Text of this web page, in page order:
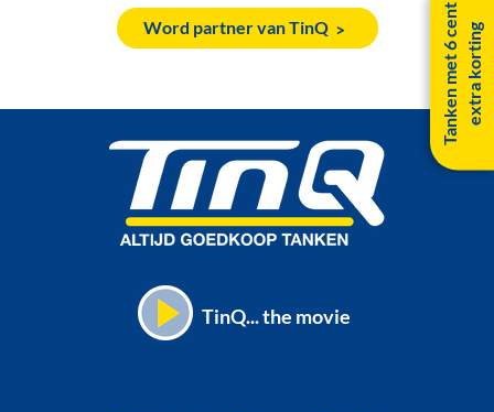
T
a
n
k
e
n
m
e
t
6
c
e
n
t
e
x
t
r
a
k
o
r
t
i
ng
Word partner van TinQ
TinQ... the movie